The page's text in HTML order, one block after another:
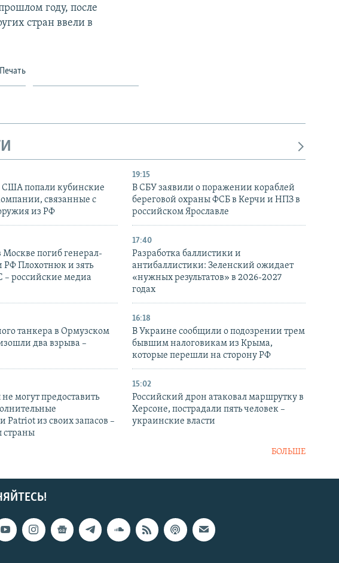
году, после
стран ввели в
Печать
США попали кубинские
связанные с
из РФ
19:15
В СБУ заявили о поражении кораблей
береговой охраны ФСБ в Керчи и НПЗ в
российском Ярославле
погиб генерал-
Плохотнюк и зять
– российские медиа
17:40
Разработка баллистики и
антибаллистики: Зеленский ожидает
«нужных результатов» в 2026-2027
годах
танкера в Ормузском
два взрыва –
16:18
В Украине сообщили о подозрении трем
бывшим налоговикам из Крыма,
которые перешли на сторону РФ
могут предоставить
Patriot из своих запасов –
15:02
Российский дрон атаковал маршрутку в
Херсоне, пострадали пять человек –
украинские власти
БОЛЬШЕ